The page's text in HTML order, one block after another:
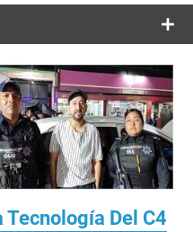
Tecnología Del C4